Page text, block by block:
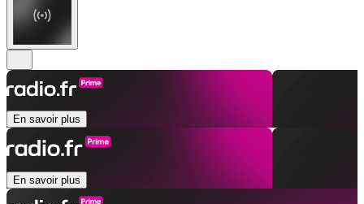
En savoir plus
En savoir plus